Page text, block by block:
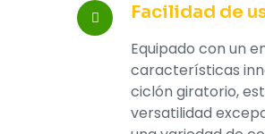
Facilidad de
Equipado con un
características
ciclón giratorio,
versatilidad